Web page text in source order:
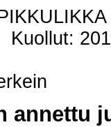
Kuollut:
annettu